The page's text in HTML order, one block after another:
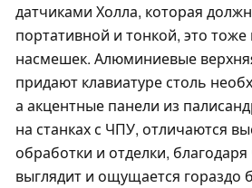
датчиками Холла, которая
портативной и тонкой, это тоже
насмешек. Алюминиевые
придают клавиатуре столь
а акцентные панели из
на станках с ЧПУ, отличаются
обработки и отделки,
выглядит и ощущается гораздо